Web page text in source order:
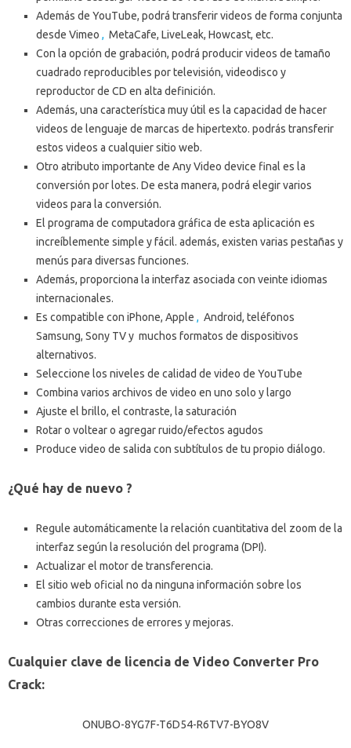
Además de YouTube, podrá transferir videos de forma conjunta
desde Vimeo , MetaCafe, LiveLeak, Howcast, etc.
Con la opción de grabación, podrá producir videos de tamaño
cuadrado reproducibles por televisión, videodisco y
reproductor de CD en alta definición.
Además, una característica muy útil es la capacidad de hacer
videos de lenguaje de marcas de hipertexto. podrás transferir
estos videos a cualquier sitio web.
Otro atributo importante de Any Video device final es la
conversión por lotes. De esta manera, podrá elegir varios
videos para la conversión.
El programa de computadora gráfica de esta aplicación es
increíblemente simple y fácil. además, existen varias pestañas y
menús para diversas funciones.
Además, proporciona la interfaz asociada con veinte idiomas
internacionales.
Es compatible con iPhone, Apple , Android, teléfonos
Samsung, Sony TVy muchos formatos de dispositivos
alternativos.
Seleccione los niveles de calidad de video de YouTube
Combina varios archivos de video en uno solo y largo
Ajuste el brillo, el contraste, la saturación
Rotar o voltear o agregar ruido/efectos agudos
Produce video de salida con subtítulos de tu propio diálogo.
¿Qué hay de nuevo ?
Regule automáticamente la relación cuantitativa del zoom de la
interfaz según la resolución del programa (DPI).
Actualizar el motor de transferencia.
El sitio web oficial no da ninguna información sobre los
cambios durante esta versión.
Otras correcciones de errores y mejoras.
Cualquier clave de licencia de Video Converter Pro
Crack:
ONUBO-8YG7F-T6D54-R6TV7-BYO8V